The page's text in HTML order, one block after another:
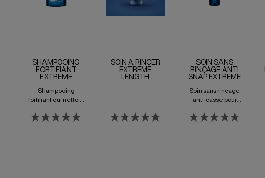
SHAMPOOING
FORTIFIANT
EXTREME
Shampooing
fortifiant qui nettoie
cheveux fragilisés.
SOIN À RINCER
EXTREME
LENGTH
SOIN SANS
RINÇAGE ANTI
SNAP EXTREME
Soin sans rinçage
anti-casse pour